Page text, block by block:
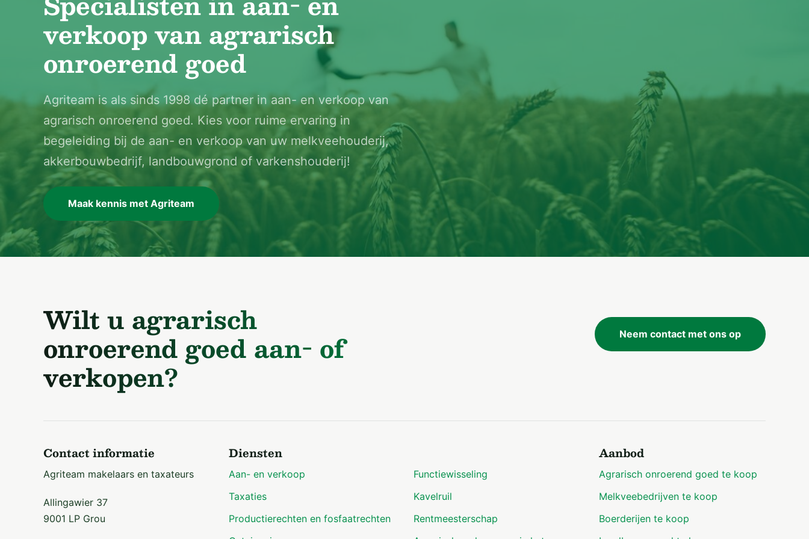
verkoop van agrarisch
onroerend goed
Agriteam is als sinds 1998 dé partner in aan- en verkoop van
agrarisch onroerend goed. Kies voor ruime ervaring in
begeleiding bij de aan- en verkoop van uw melkveehouderij,
akkerbouwbedrijf, landbouwgrond of varkenshouderij!
Maak kennis met Agriteam
Wilt u agrarisch
onroerend goed aan- of
verkopen?
Neem contact met ons op
Contact informatie
Agriteam makelaars en taxateurs
Allingawier 37
9001 LP Grou
Diensten
Aan- en verkoop
Taxaties
Productierechten en fosfaatrechten
Functiewisseling
Kavelruil
Rentmeesterschap
Aanbod
Agrarisch onroerend goed te koop
Melkveebedrijven te koop
Boerderijen te koop